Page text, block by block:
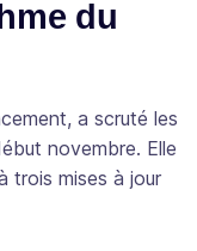
du
a scruté les
novembre. Elle
trois mises à jour